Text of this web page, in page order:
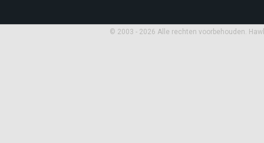
© 2003 - 2026 Alle rechten voorbehouden.